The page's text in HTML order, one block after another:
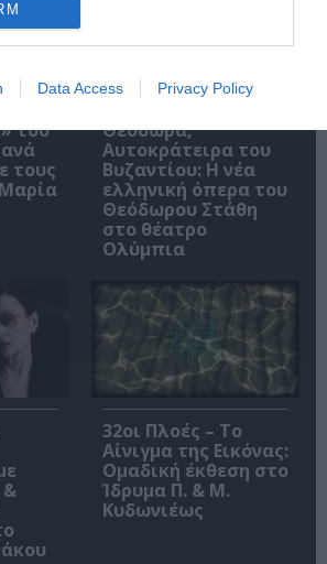
Data Access Privacy Policy
του
τους
Θεοδώρα,
Αυτοκράτειρα του
Βυζαντίου: Η νέα
ελληνική όπερα του
Θεόδωρου Στάθη
στο θέατρο
Ολύμπια
32οι Πλοές – Το
Αίνιγμα της Εικόνας:
Ομαδική έκθεση στο
Ίδρυμα Π. & Μ.
Κυδωνιέως